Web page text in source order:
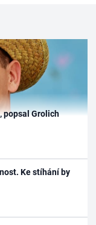
popsal Grolich
Ke stíhání by